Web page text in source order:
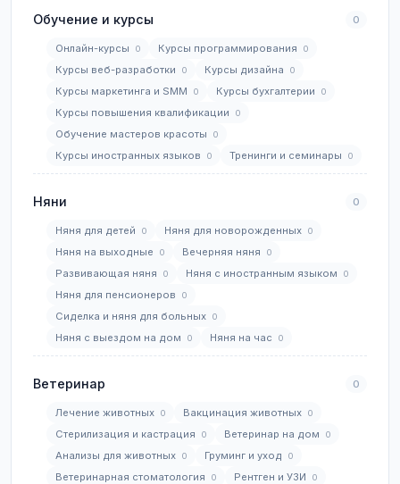
Обучение и курсы 0
Онлайн-курсы 0 Курсы программирования 0
Курсы веб-разработки 0 Курсы дизайна 0
Курсы маркетинга и SMM 0 Курсы бухгалтерии 0
Курсы повышения квалификации 0
Обучение мастеров красоты 0
Курсы иностранных языков 0 Тренинги и семинары 0
Няни 0
Няня для детей 0 Няня для новорожденных 0
Няня на выходные 0 Вечерняя няня 0
Развивающая няня 0 Няня с иностранным языком 0
Няня для пенсионеров 0
Сиделка и няня для больных 0
Няня с выездом на дом 0 Няня на час 0
Ветеринар 0
Лечение животных 0 Вакцинация животных 0
Стерилизация и кастрация 0 Ветеринар на дом 0
Анализы для животных 0 Груминг и уход 0
Ветеринарная стоматология 0 Рентген и УЗИ 0